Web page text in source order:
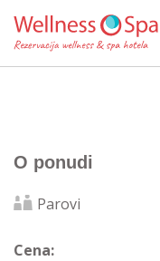
O ponudi
Parovi
Cena: